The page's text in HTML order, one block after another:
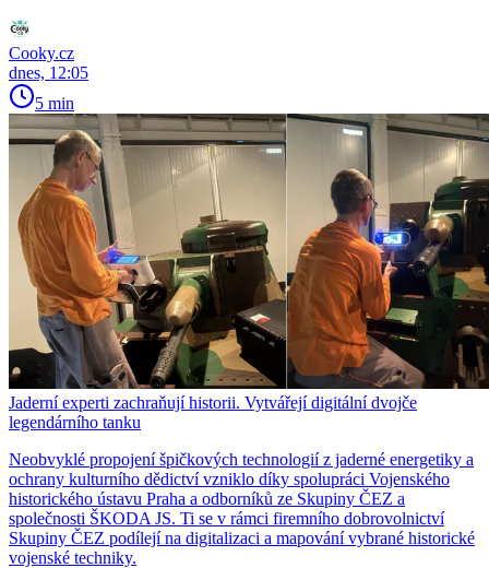
Cooky.cz
dnes, 12:05
5 min
Jaderní experti zachraňují historii. Vytvářejí digitální dvojče
legendárního tanku
Neobvyklé propojení špičkových technologií z jaderné energetiky a
ochrany kulturního dědictví vzniklo díky spolupráci Vojenského
historického ústavu Praha a odborníků ze Skupiny ČEZ a
společnosti ŠKODA JS. Ti se v rámci firemního dobrovolnictví
Skupiny ČEZ podílejí na digitalizaci a mapování vybrané historické
vojenské techniky.